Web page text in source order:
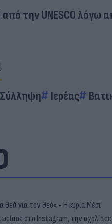
την UNESCO λόγω
Σύλληψη Ιερέας